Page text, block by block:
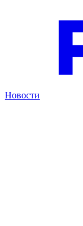
Новости